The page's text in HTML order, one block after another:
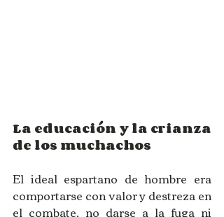
La educación y la crianza
de los muchachos
El ideal espartano de hombre era
comportarse con valor y destreza en
el combate, no darse a la fuga ni